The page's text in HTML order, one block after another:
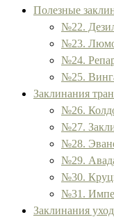
Полезные
№22.
№23.
№24.
№25.
Заклинания
№26.
№27.
№28.
№29.
№30.
№31.
Заклинания